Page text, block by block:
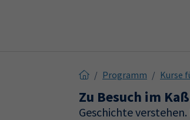
Programm Kurse
Zu Besuch im
Geschichte